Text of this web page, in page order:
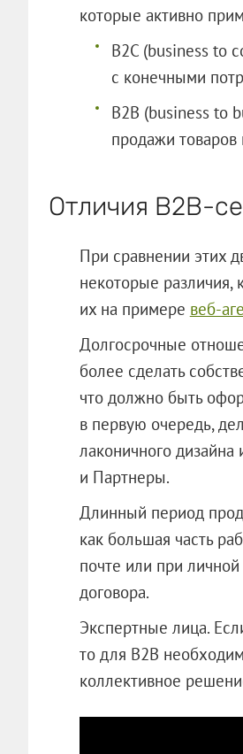
которые активно
B2C (business to
с конечными
B2B (business to
продажи товаров
Отличия B2B-
При сравнении этих
некоторые различия,
их на примере веб-
Долгосрочные
более сделать
что должно быть
в первую очередь,
лаконичного
и Партнеры.
Длинный период
как большая часть
почте или при
договора.
Экспертные лица.
то для B2B
коллективное